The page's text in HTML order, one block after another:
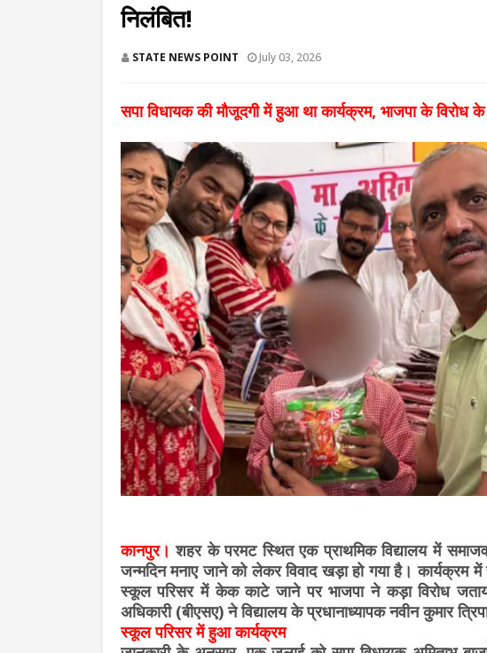
निलंबित!
STATE NEWS POINT July 03, 2026
सपा विधायक की मौजूदगी में हुआ था कार्यक्रम, भाजपा के विरोध के
कानपुर। शहर के परमट स्थित एक प्राथमिक विद्यालय में
जन्मदिन मनाए जाने को लेकर विवाद खड़ा हो गया है। कार्यक्रम
स्कूल परिसर में केक काटे जाने पर भाजपा ने कड़ा विरोध
अधिकारी (बीएसए) ने विद्यालय के प्रधानाध्यापक नवीन कुमार
स्कूल परिसर में हुआ कार्यक्रम